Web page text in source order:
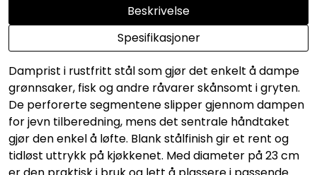
Beskrivelse
Spesifikasjoner
Damprist i rustfritt stål som gjør det enkelt å dampe
grønnsaker, fisk og andre råvarer skånsomt i gryten.
De perforerte segmentene slipper gjennom dampen
for jevn tilberedning, mens det sentrale håndtaket
gjør den enkel å løfte. Blank stålfinish gir et rent og
tidløst uttrykk på kjøkkenet. Med diameter på 23 cm